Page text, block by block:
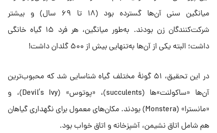
میانگین سنی آن‌ها گسترده بود (۱۸ تا ۶۹ سال) و بیشتر
شرکت‌کنندگان زن بودند. به‌طور میانگین، هر فرد ۱۵ گیاه خانگی
داشت؛ البته یکی از آن‌ها به‌تنهایی بیش از ۵۰۰ گلدان داشت!
در این تحقیق، ۵۱ گونهٔ مختلف گیاه شناسایی شد که محبوب‌ترین
آن‌ها «ساکولنت»‌ها (succulents)، «پوتوس» (Devil’s Ivy)، و
«مانسترا» (Monstera) بودند. مکان‌های معمول برای نگهداری گیاهان
هم شامل اتاق نشیمن، آشپزخانه و اتاق خواب بود.